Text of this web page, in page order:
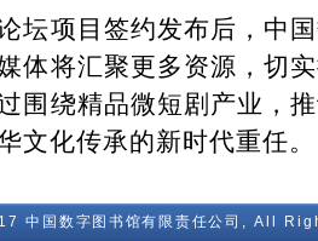
项目签约发布后，中国
体将汇聚更多资源，切
围绕精品微短剧产业，
文化传承的新时代重任。
中国数字图书馆有限责任公司, All